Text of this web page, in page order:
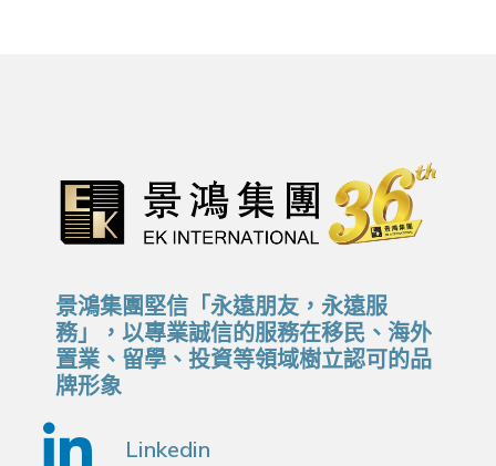
景鴻集團堅信「永遠朋友，永遠服
務」，以專業誠信的服務在移民、海外
置業、留學、投資等領域樹立認可的品
牌形象
Linkedin